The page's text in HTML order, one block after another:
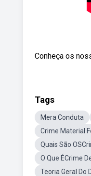
Conheça os
Tags
Mera Conduta
Crime Material
Quais São
O Que ÉCrime
Teoria Geral Do